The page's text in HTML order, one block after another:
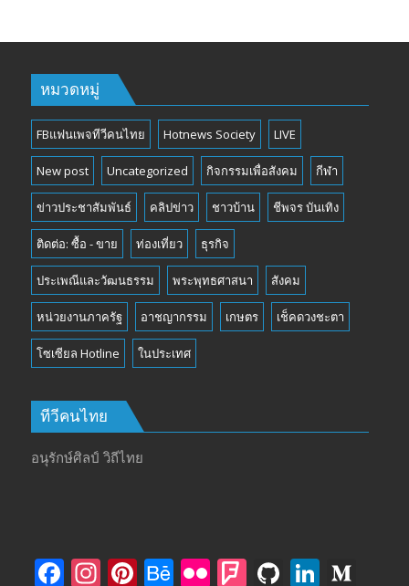
หมวดหมู่
FBแฟนเพจทีวีคนไทย Hotnews Society LIVE
New post Uncategorized กิจกรรมเพื่อสังคม กีฬา
ข่าวประชาสัมพันธ์ คลิปข่าว ชาวบ้าน ชีพจร บันเทิง
ติดต่อ: ซื้อ - ขาย ท่องเที่ยว ธุรกิจ
ประเพณีและวัฒนธรรม พระพุทธศาสนา สังคม
หน่วยงานภาครัฐ อาชญากรรม เกษตร เช็คดวงชะตา
โซเซียล Hotline ในประเทศ
ทีวีคนไทย
อนุรักษ์ศิลป์ วิถีไทย
F In Pi B Fli F Gi Li